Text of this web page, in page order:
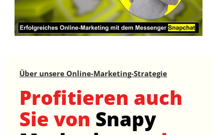
Über unsere Online-Marketing-Strategie
Profitieren auch
Sie von Snapy